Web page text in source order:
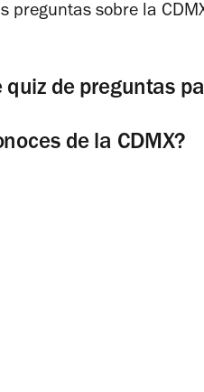
preguntas sobre la
quiz de preguntas
de la CDMX?